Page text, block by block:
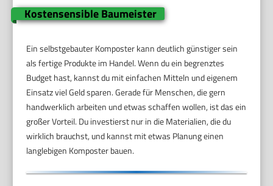
Kostensensible Baumeister
Ein selbstgebauter Komposter kann deutlich günstiger sein
als fertige Produkte im Handel. Wenn du ein begrenztes
Budget hast, kannst du mit einfachen Mitteln und eigenem
Einsatz viel Geld sparen. Gerade für Menschen, die gern
handwerklich arbeiten und etwas schaffen wollen, ist das ein
großer Vorteil. Du investierst nur in die Materialien, die du
wirklich brauchst, und kannst mit etwas Planung einen
langlebigen Komposter bauen.